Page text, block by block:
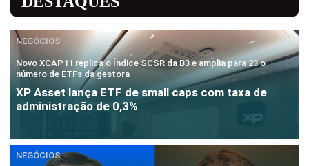
NEGÓCIOS
Novo XCAP11 replica o Índice SCSR da B3 e amplia para 23 o
número de ETFs da gestora
XP Asset lança ETF de small caps com taxa de
administração de 0,3%
NEGÓCIOS